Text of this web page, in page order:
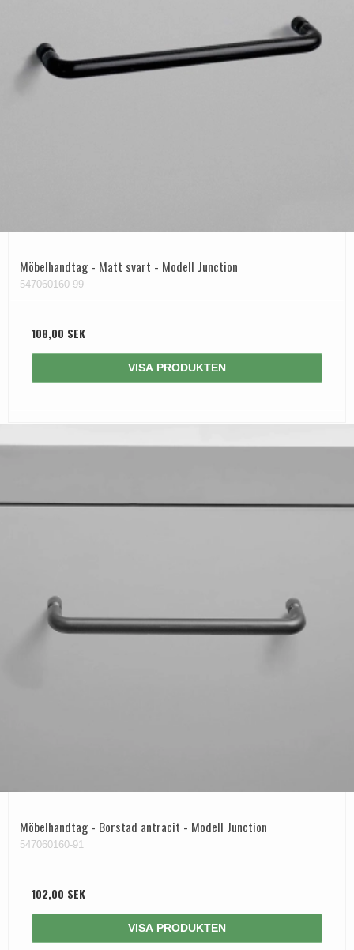
Möbelhandtag - Matt svart - Modell Junction
547060160-99
108,00 SEK
VISA PRODUKTEN
Möbelhandtag - Borstad antracit - Modell Junction
547060160-91
102,00 SEK
VISA PRODUKTEN